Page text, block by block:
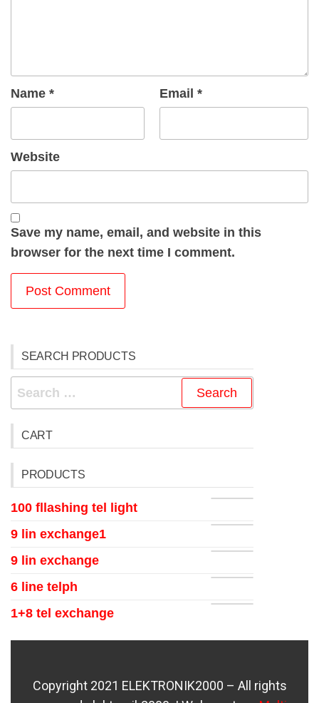
Name * Email *
Website
Save my name, email, and website in this
browser for the next time I comment.
SEARCH PRODUCTS
CART
PRODUCTS
100 fllashing tel light
9 lin exchange1
9 lin exchange
6 line telph
1+8 tel exchange
Copyright 2021 ELEKTRONIK2000 – All rights